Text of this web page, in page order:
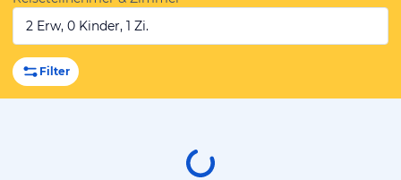
2 Erw, 0 Kinder, 1 Zi.
Filter